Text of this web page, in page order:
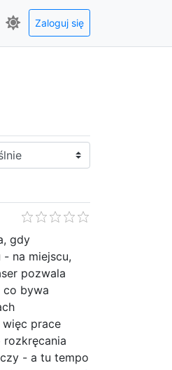
Zaloguj się
gdy
na miejscu,
pozwala
co bywa
więc prace
- a tu tempo